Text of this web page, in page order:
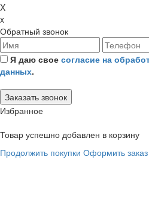
X
x
Обратный звонок
Я даю свое согласие на
данных.
Избранное
Товар успешно добавлен в корзину
Продолжить покупки Оформить заказ